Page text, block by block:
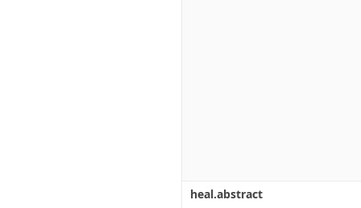
heal.abstract